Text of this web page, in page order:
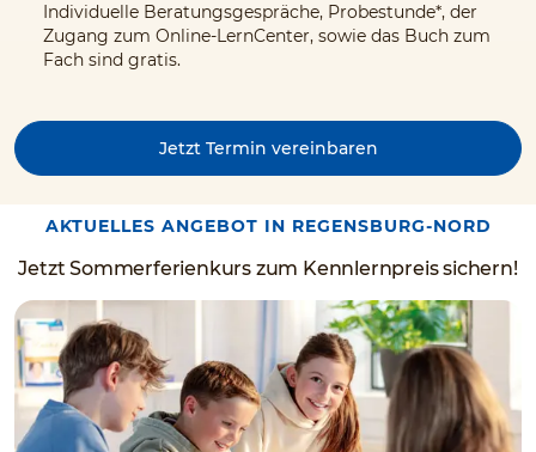
Individuelle Beratungsgespräche, Probestunde*, der
Zugang zum Online-LernCenter, sowie das Buch zum
Fach sind gratis.
Jetzt Termin vereinbaren
AKTUELLES ANGEBOT IN REGENSBURG-NORD
Jetzt Sommerferienkurs zum Kennlernpreis sichern!